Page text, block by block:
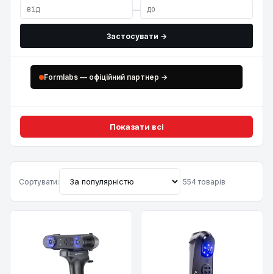
—
Застосувати →
Formlabs — офіційний партнер →
Показати всі
Сортувати: 554 товарів